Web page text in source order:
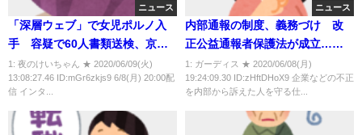
ニュース
「深層ウェブ」で女児ポルノ入
手 容疑で60人書類送検、京都
など32都道府県警が連携
1: 夜のけいちゃん ★ 2020/06/09(火)
13:08:27.46 ID:mGr6zkjs9 6/8(月) 20:00配
信 インタ...
ニュース
内部通報の制度、義務づけ 改
正公益通報者保護法が成立…事
業者が通報を理由に解雇しても
行政が勧告や指導をする仕組み
は見送りに
1: ガーディス ★ 2020/06/08(月)
19:24:09.30 ID:zHftDHoX9 企業などの不正
を内部から訴えた人を守る仕...